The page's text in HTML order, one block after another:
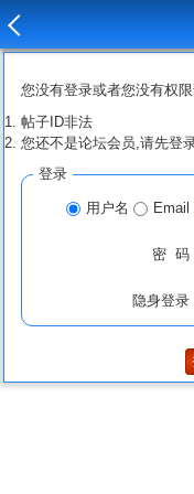
您没有登录或者您没有权
帖子ID非法
您还不是论坛会员,请先登
登录
用户名 Email
密 码
隐身登录